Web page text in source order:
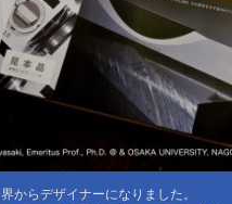
からデザイナーになりました。